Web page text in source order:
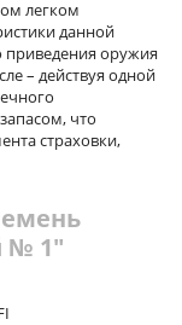
легком
данной
оружия
– действуя одной
что
страховки,
№ 1"